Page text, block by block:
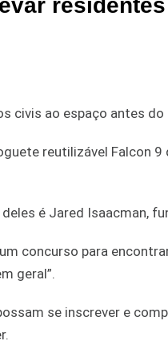
civis ao espaço antes
reutilizável Falcon 9
é Jared Isaacman,
concurso para
geral”.
se inscrever e